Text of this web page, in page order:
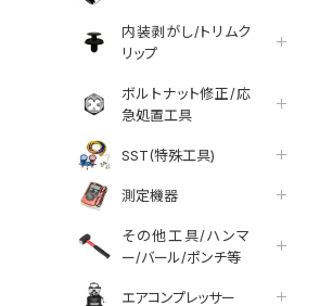
内装剥がし/トリムク
リップ
ボルトナット修正/応
急処置工具
SST(特殊工具)
測定機器
その他工具/ハンマ
ー/バール/ポンチ等
エアコンプレッサー